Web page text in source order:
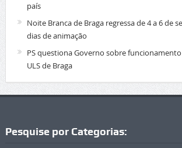
país
Noite Branca de Braga regressa de 4 a 6 de
dias de animação
PS questiona Governo sobre
ULS de Braga
Pesquise por Categorias: